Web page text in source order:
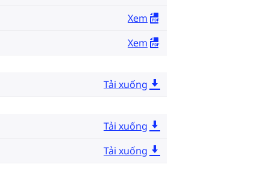
Xem
Xem
Tải xuống
Tải xuống
Tải xuống